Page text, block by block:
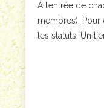
A l’entrée de
membres). Pour
les statuts. Un